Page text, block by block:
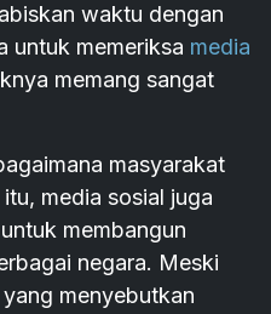
waktu dengan
untuk memeriksa media
memang sangat
masyarakat
media sosial juga
membangun
negara. Meski
menyebutkan